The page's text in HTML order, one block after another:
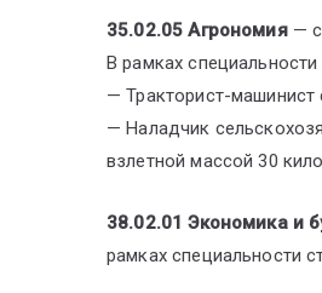
35.02.05 Агрономия —
В рамках
— Тракторист-машинист
— Наладчик
взлетной массой 30
38.02.01 Экономика и
рамках специальности